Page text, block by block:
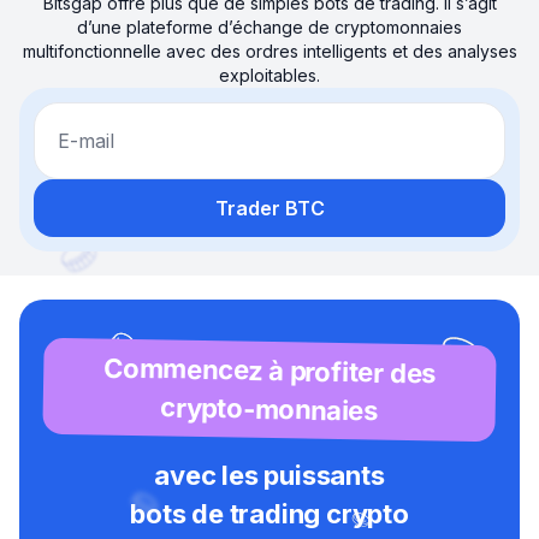
d’une plateforme d’échange de cryptomonnaies
multifonctionnelle avec des ordres intelligents et des analyses
exploitables.
E-mail
Trader BTC
Commencez à profiter des
crypto-monnaies
avec les puissants
bots de trading crypto